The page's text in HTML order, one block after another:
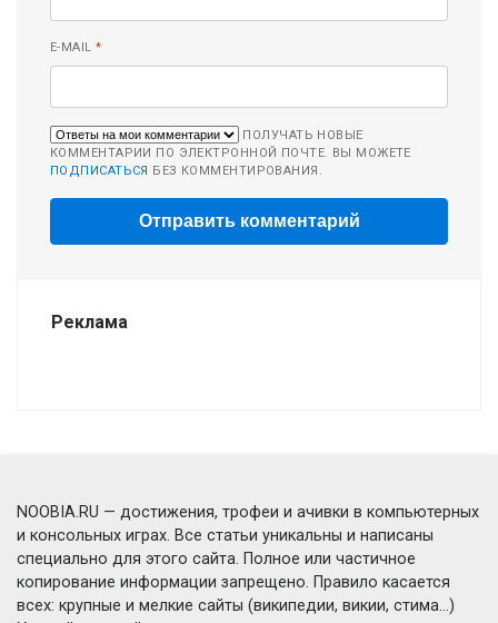
E-MAIL*
ПОЛУЧАТЬ НОВЫЕ
КОММЕНТАРИИ ПО ЭЛЕКТРОННОЙ ПОЧТЕ. ВЫ МОЖЕТЕ
ПОДПИСАТЬСЯ БЕЗ КОММЕНТИРОВАНИЯ.
Реклама
NOOBIA.RU — достижения, трофеи и ачивки в компьютерных
и консольных играх. Все статьи уникальны и написаны
специально для этого сайта. Полное или частичное
копирование информации запрещено. Правило касается
всех: крупные и мелкие сайты (википедии, викии, стима...)